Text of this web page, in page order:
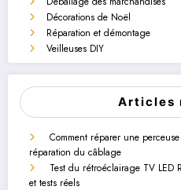
Décorations de Noël
Réparation et démontage
Veilleuses DIY
Articles
Comment réparer une
réparation du câblage
Test du rétroéclairage TV LED
et tests réels